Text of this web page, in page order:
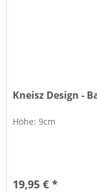
Kneisz Design -
Höhe: 9cm
19,95 € *